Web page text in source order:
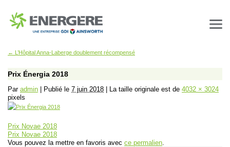
← L’Hôpital Anna-Laberge doublement récompensé
Prix Énergia 2018
Par admin Publié le 7 juin 2018 La taille originale est de 4032 × 3024
pixels
Prix Novae 2018
Prix Novae 2018
Vous pouvez la mettre en favoris avec ce permalien